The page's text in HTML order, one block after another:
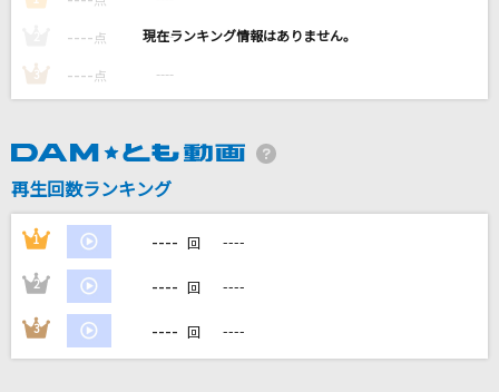
マカロニえんぴつ
Hump Back
JAM
THE YELLOW MONKEY
[生音]ENDLESS RAIN
X JAPAN (X)
---- 点 ----
3 ---- 点 ----
再生回数ランキング
1 ---- 回 ----
2 ---- 回 ----
3 ---- 回 ----